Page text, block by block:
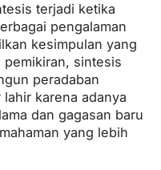
terjadi ketika
pengalaman
kesimpulan yang
pemikiran, sintesis
peradaban
karena adanya
dan gagasan baru
yang lebih